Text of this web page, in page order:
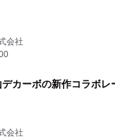
会社
デカーボの新作コラボ
会社